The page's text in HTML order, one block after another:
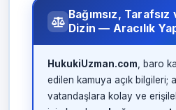
Bağımsız,
Dizin — Aracılık
HukukiUzman.com , baro
edilen kamuya açık bilgileri;
vatandaşlara kolay ve